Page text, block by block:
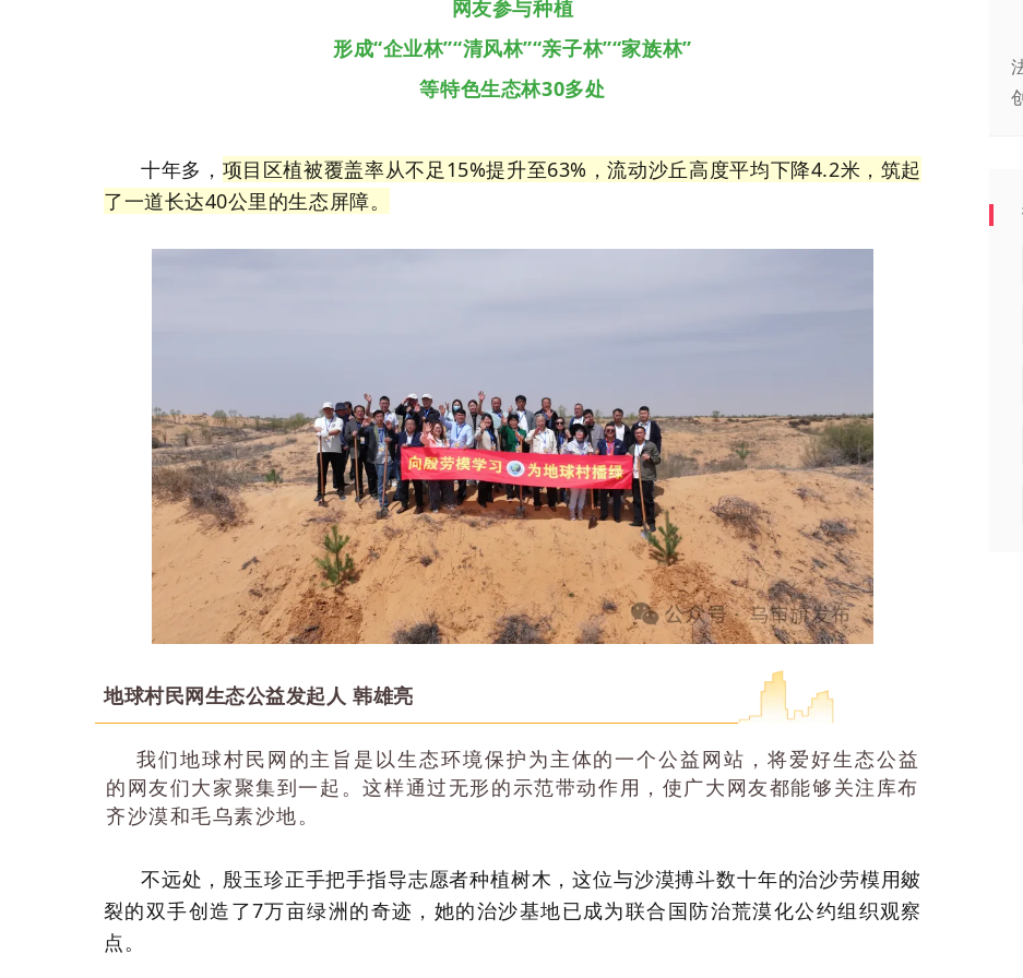
网友参与种植
形成“企业林”“清风林”“亲子林”“家族林”
等特色生态林30多处
十年多， 项目区植被覆盖率从不足15%提升至63%，流动沙丘高度平均下降4.2米，筑起
了一道长达40公里的生态屏障。
地球村民网生态公益发起人 韩雄亮
我们地球村民网的主旨是以生态环境保护为主体的一个公益网站，将爱好生态公益
的网友们大家聚集到一起。这样通过无形的示范带动作用，使广大网友都能够关注库布
齐沙漠和毛乌素沙地。
不远处，殷玉珍正手把手指导志愿者种植树木，这位与沙漠搏斗数十年的治沙劳模用皴
裂的双手创造了7万亩绿洲的奇迹，她的治沙基地已成为联合国防治荒漠化公约组织观察
点。